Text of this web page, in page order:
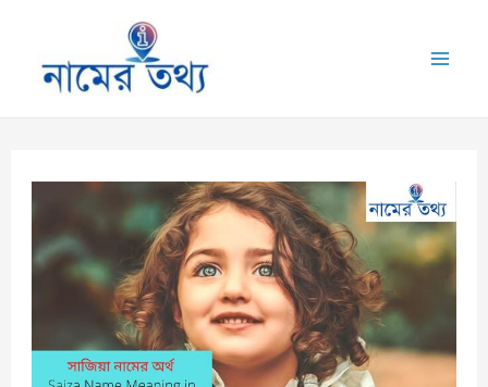
content